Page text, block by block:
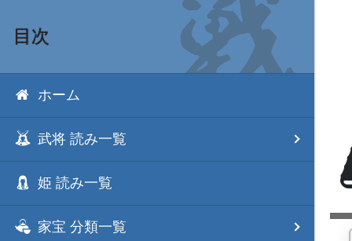
目次
ホーム
武将 読み一覧
姫 読み一覧
家宝 分類一覧